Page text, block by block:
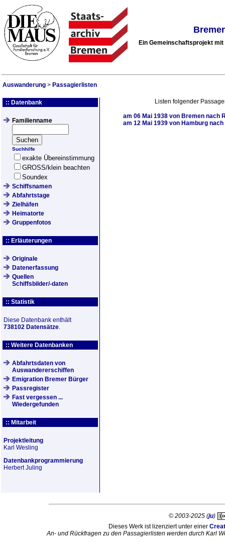
Ein Gemeinschaftsprojekt
Auswanderung > Passagierlisten
:: Datenbank
Familienname
Suchhilfe
exakte Übereinstimmung
GROSS/klein beachten
Soundex
Schiffsnamen
Abfahrtstage
Zielhäfen
Heimatorte
Gruppenfotos
:: Erläuterungen
Originale
Datenerfassung
Quellen
Schiffsbilder/-daten
:: Statistik
Diese Datenbank enthält
738102 Datensätze.
:: Weitere Datenbanken
Abfahrtsdaten von
Auswandererschiffen
Emigration Bremer Bürger
Passregister
Fast vergessen ...
Wiedergefunden
:: Mitarbeit
Projektleitung
Karl Wesling
Datenbankprogrammierung
Herbert Juling
Listen folgender
am 06 Mai 1938 von Bremen nach
am 12 Mai 1939 von Hamburg
© 2003-2025 (ju)
Dieses Werk ist lizenziert unter einer
An- und Rückfragen zu den Passagierlisten werden durch Karl